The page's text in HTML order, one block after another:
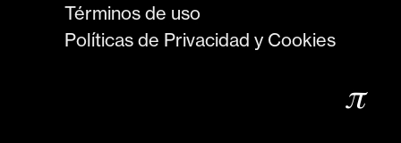
Términos de uso
Políticas de Privacidad y Cookies
𝜋